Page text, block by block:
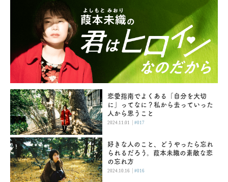
恋愛指南でよくある「自分を大切
に」ってなに？私から去っていった
人から思うこと
2024.11.01 |#017
好きな人のこと、どうやったら忘れ
られるだろう。葭本未織の素敵な恋
の忘れ方
2024.10.16 |#016